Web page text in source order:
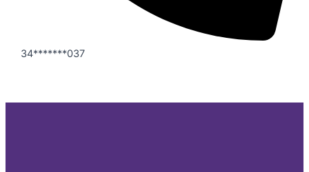
34*******037